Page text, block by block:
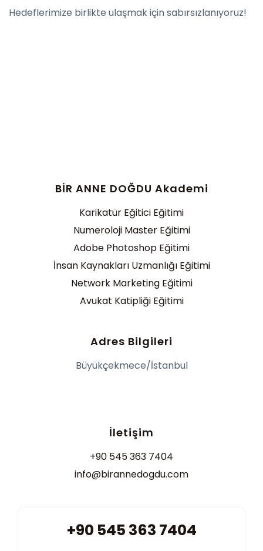
Hedeflerimize birlikte ulaşmak için sabırsızlanıyoruz!
BİR ANNE DOĞDU Akademi
Karikatür Eğitici Eğitimi
Numeroloji Master Eğitimi
Adobe Photoshop Eğitimi
İnsan Kaynakları Uzmanlığı Eğitimi
Network Marketing Eğitimi
Avukat Katipliği Eğitimi
Adres Bilgileri
Büyükçekmece/İstanbul
İletişim
+90 545 363 7404
info@birannedogdu.com
+90 545 363 7404